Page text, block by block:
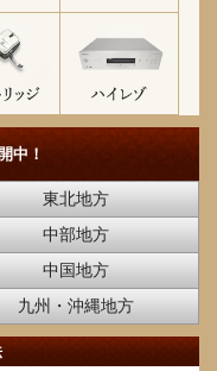
中！
東北地方
中部地方
中国地方
九州・沖縄地方